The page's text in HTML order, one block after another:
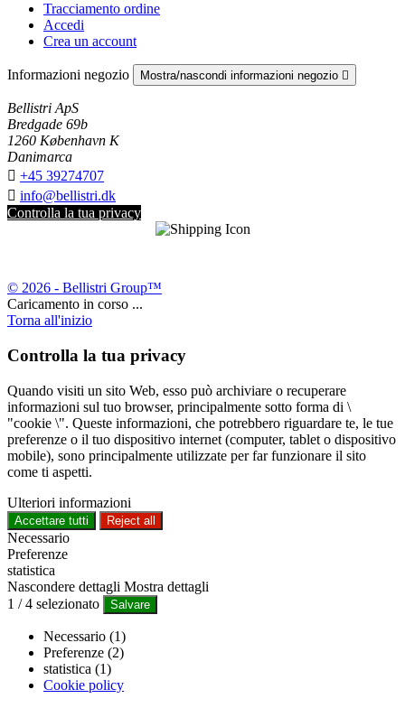
Tracciamento ordine
Accedi
Crea un account
Informazioni negozio Mostra/nascondi informazioni negozio 
Bellistri ApS
Bredgade 69b
1260 København K
Danimarca
 +45 39274707
 info@bellistri.dk
Controlla la tua privacy
© 2026 - Bellistri Group™
Caricamento in corso ...
Torna all'inizio
Controlla la tua privacy
Quando visiti un sito Web, esso può archiviare o recuperare
informazioni sul tuo browser, principalmente sotto forma di \
"cookie \". Queste informazioni, che potrebbero riguardare te, le tue
preferenze o il tuo dispositivo internet (computer, tablet o dispositivo
mobile), sono principalmente utilizzate per far funzionare il sito
come ti aspetti.
Ulteriori informazioni
Accettare tutti Reject all
Necessario
Preferenze
statistica
Nascondere dettagli Mostra dettagli
1 /4 selezionato Salvare
Necessario (1)
Preferenze (2)
statistica (1)
Cookie policy